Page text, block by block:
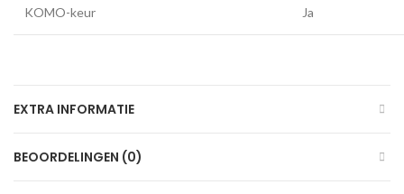
KOMO-keur Ja
EXTRA INFORMATIE
BEOORDELINGEN (0)